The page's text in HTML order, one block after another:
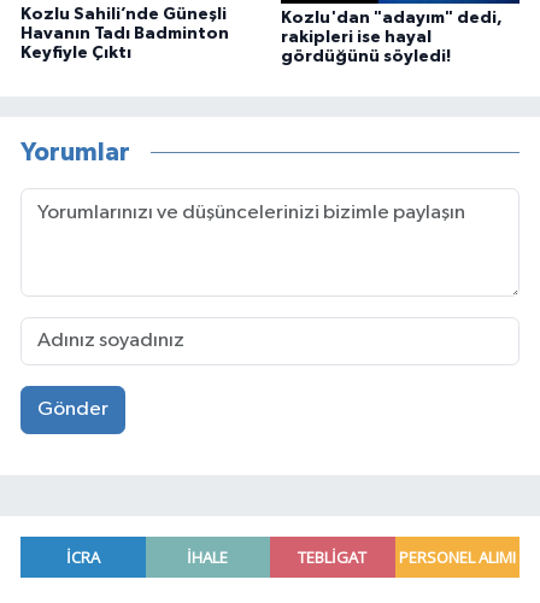
Kozlu Sahili’nde Güneşli
Havanın Tadı Badminton
Keyfiyle Çıktı
Kozlu'dan "adayım" dedi,
rakipleri ise hayal
gördüğünü söyledi!
Yorumlar
Gönder